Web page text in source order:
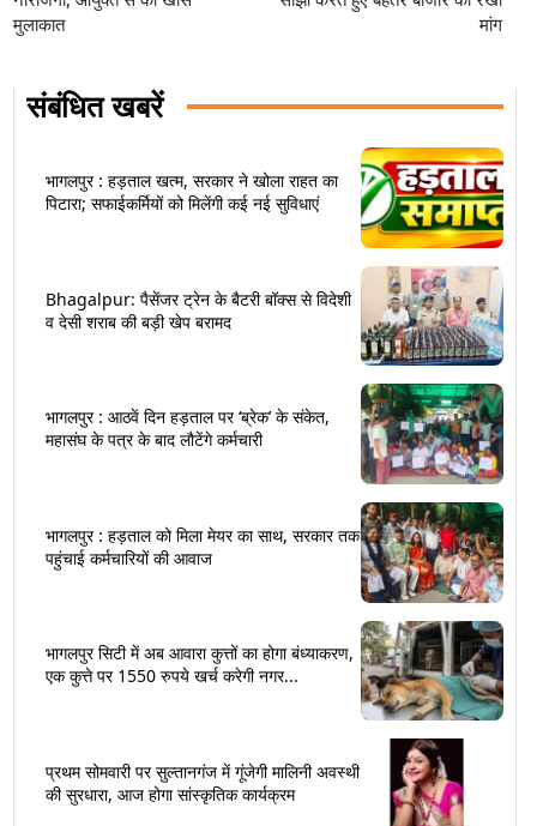
मुलाकात
मांग
संबंधित खबरें
भागलपुर : हड़ताल खत्म, सरकार ने खोला राहत का
पिटारा; सफाईकर्मियों को मिलेंगी कई नई सुविधाएं
Bhagalpur: पैसेंजर ट्रेन के बैटरी बॉक्स से विदेशी
व देसी शराब की बड़ी खेप बरामद
भागलपुर : आठवें दिन हड़ताल पर ‘ब्रेक’ के संकेत,
महासंघ के पत्र के बाद लौटेंगे कर्मचारी
भागलपुर : हड़ताल को मिला मेयर का साथ, सरकार तक
पहुंचाई कर्मचारियों की आवाज
भागलपुर सिटी में अब आवारा कुत्तों का होगा बंध्याकरण,
एक कुत्ते पर 1550 रुपये खर्च करेगी नगर...
प्रथम सोमवारी पर सुल्तानगंज में गूंजेगी मालिनी अवस्थी
की सुरधारा, आज होगा सांस्कृतिक कार्यक्रम